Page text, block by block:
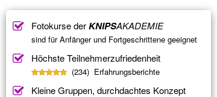
Fotokurse derKNIPSAKADEMIE
sind für Anfänger und Fortgeschrittene geeignet
Höchste Teilnehmerzufriedenheit
(234) Erfahrungsberichte
Kleine Gruppen, durchdachtes Konzept